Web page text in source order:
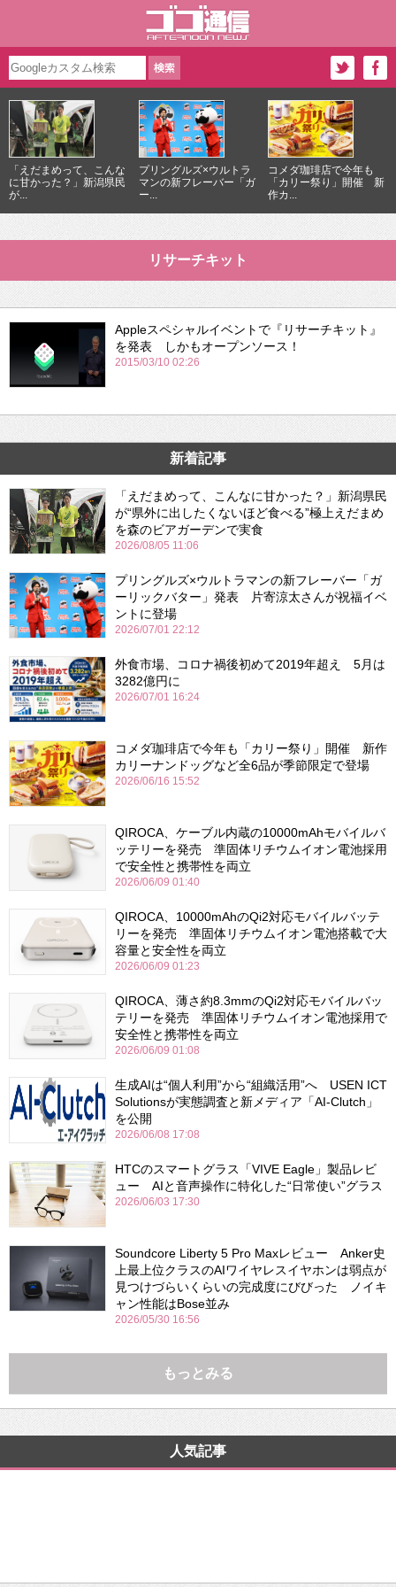
「えだまめって、こんな
に甘かった？」新潟県民
が...
プリングルズ×ウルトラ
マンの新フレーバー「ガ
ー...
コメダ珈琲店で今年も
「カリー祭り」開催 新
作カ...
リサーチキット
Appleスペシャルイベントで『リサーチキット』
を発表 しかもオープンソース！
2015/03/10 02:26
新着記事
「えだまめって、こんなに甘かった？」新潟県民
が“県外に出したくないほど食べる”極上えだまめ
を森のビアガーデンで実食
2026/08/05 11:06
プリングルズ×ウルトラマンの新フレーバー「ガ
ーリックバター」発表 片寄涼太さんが祝福イベ
ントに登場
2026/07/01 22:12
外食市場、コロナ禍後初めて2019年超え 5月は
3282億円に
2026/07/01 16:24
コメダ珈琲店で今年も「カリー祭り」開催 新作
カリーナンドッグなど全6品が季節限定で登場
2026/06/16 15:52
QIROCA、ケーブル内蔵の10000mAhモバイルバ
ッテリーを発売 準固体リチウムイオン電池採用
で安全性と携帯性を両立
2026/06/09 01:40
QIROCA、10000mAhのQi2対応モバイルバッテ
リーを発売 準固体リチウムイオン電池搭載で大
容量と安全性を両立
2026/06/09 01:23
QIROCA、薄さ約8.3mmのQi2対応モバイルバッ
テリーを発売 準固体リチウムイオン電池採用で
安全性と携帯性を両立
2026/06/09 01:08
生成AIは“個人利用”から“組織活用”へ USEN ICT
Solutionsが実態調査と新メディア「AI-Clutch」
を公開
2026/06/08 17:08
HTCのスマートグラス「VIVE Eagle」製品レビ
ュー AIと音声操作に特化した“日常使い”グラス
2026/06/03 17:30
Soundcore Liberty 5 Pro Maxレビュー Anker史
上最上位クラスのAIワイヤレスイヤホンは弱点が
見つけづらいくらいの完成度にびびった ノイキ
ャン性能はBose並み
2026/05/30 16:56
もっとみる
人気記事